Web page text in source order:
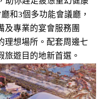
和3個多功能會議廳，
及專業的宴會服務團
理想場所。配套周邊七
旅遊目的地新首選。